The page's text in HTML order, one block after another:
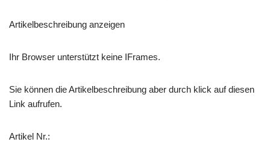
Artikelbeschreibung anzeigen
Ihr Browser unterstützt keine IFrames.
Sie können die Artikelbeschreibung aber durch klick auf diesen
Link aufrufen.
Artikel Nr.: